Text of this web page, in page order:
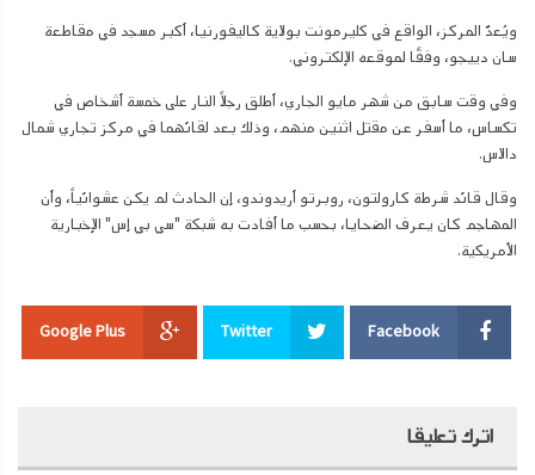
ويُعدّ المركز، الواقع في كليرمونت بولاية كاليفورنيا، أكبر مسجد في مقاطعة
سان دييجو، وفقًا لموقعه الإلكتروني.
وفي وقت سابق من شهر مايو الجاري، أطلق رجلاً النار على خمسة أشخاص في
تكساس، ما أسفر عن مقتل اثنين منهم، وذلك بعد لقائهما في مركز تجاري شمال
دالاس.
وقال قائد شرطة كارولتون، روبرتو أريدوندو، إن الحادث لم يكن عشوائياً، وأن
المهاجم كان يعرف الضحايا، بحسب ما أفادت به شبكة "سي بي إس" الإخبارية
الأمريكية.
Facebook
Twitter
Google Plus
اترك تعليقا